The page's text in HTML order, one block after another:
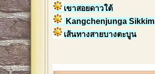
เขาสอยดาวใต้
Kangchenjunga Sikkim
เส้นทางสายบางตะบูน